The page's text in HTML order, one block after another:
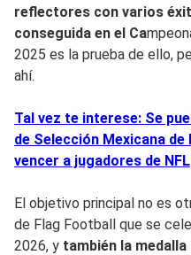
reflectores con varios
conseguida en el Ca
2025 es la prueba de ello,
ahí.
Tal vez te interese: Se
de Selección Mexicana
vencer a jugadores de NFL
El objetivo principal no es
de Flag Football que se
2026, y también la